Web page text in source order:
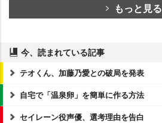
もっと見る
今、読まれている記事
テオくん、加藤乃愛との破局を発表
自宅で「温泉卵」を簡単に作る方法
セイレーン役声優、選考理由を告白